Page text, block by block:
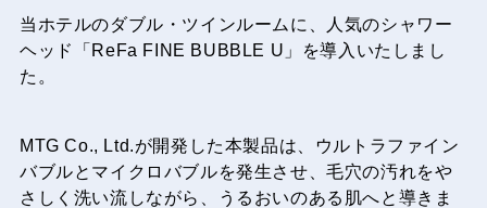
当ホテルのダブル・ツインルームに、人気のシャワー
ヘッド「ReFa FINE BUBBLE U」を導入いたしまし
た。
MTG Co., Ltd.が開発した本製品は、ウルトラファイン
バブルとマイクロバブルを発生させ、毛穴の汚れをや
さしく洗い流しながら、うるおいのある肌へと導きま